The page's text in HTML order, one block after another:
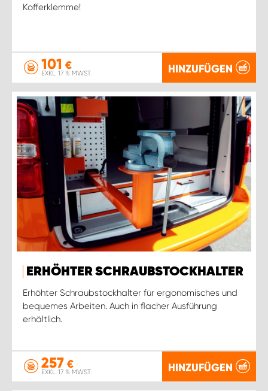
Kofferklemme!
101 €
EXKL. 17 % MWST. HINZUFÜGEN
ERHÖHTER SCHRAUBSTOCKHALTER
Erhöhter Schraubstockhalter für ergonomisches und
bequemes Arbeiten. Auch in flacher Ausführung
erhältlich.
257 €
EXKL. 17 % MWST. HINZUFÜGEN